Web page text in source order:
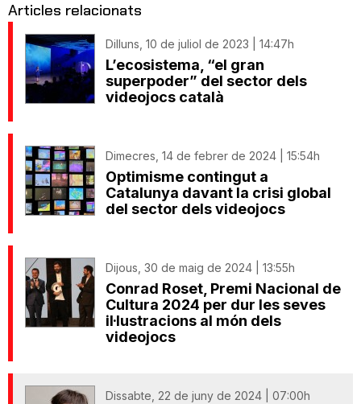
Articles relacionats
Dilluns, 10 de juliol de 2023 | 14:47h
L’ecosistema, “el gran
superpoder” del sector dels
videojocs català
Dimecres, 14 de febrer de 2024 | 15:54h
Optimisme contingut a
Catalunya davant la crisi global
del sector dels videojocs
Dijous, 30 de maig de 2024 | 13:55h
Conrad Roset, Premi Nacional de
Cultura 2024 per dur les seves
il·lustracions al món dels
videojocs
Dissabte, 22 de juny de 2024 | 07:00h